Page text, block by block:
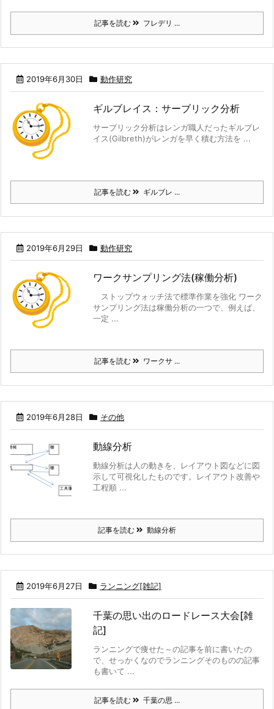
記事を読む フレデリ ...
2019年6月30日 動作研究
ギルブレイス：サーブリック分析
サーブリック分析はレンガ職人だったギルブレ
イス(Gilbreth)がレンガを早く積む方法を ...
記事を読む ギルブレ ...
2019年6月29日 動作研究
ワークサンプリング法(稼働分析)
ストップウォッチ法で標準作業を強化 ワーク
サンプリング法は稼働分析の一つで、例えば、
一定 ...
記事を読む ワークサ ...
2019年6月28日 その他
動線分析
動線分析は人の動きを、レイアウト図などに図
示して可視化したものです。レイアウト改善や
工程順 ...
記事を読む 動線分析
2019年6月27日 ランニング[雑記]
千葉の思い出のロードレース大会[雑
記]
ランニングで痩せた～の記事を前に書いたの
で、せっかくなのでランニングそのものの記事
も書いて ...
記事を読む 千葉の思 ...